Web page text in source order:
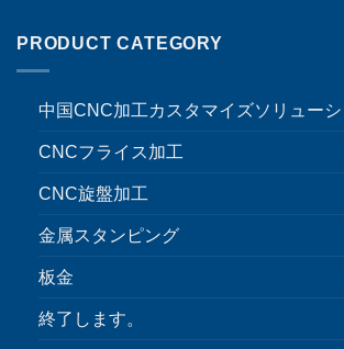
PRODUCT CATEGORY
中国CNC加工カスタマイズソリュー
CNCフライス加工
CNC旋盤加工
金属スタンピング
板金
終了します。